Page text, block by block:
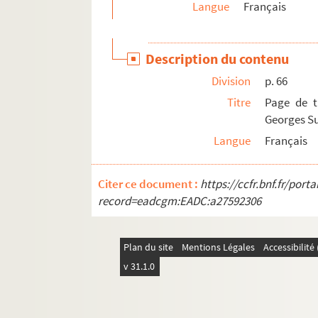
p. 77. Lettre de Raoul Gain
p. 77. Page dédicacée d'Haro ! Seigneurs,
p. 77. Lettre de Raoul Gain
p. 77. Lettre de Bertrand de Jouvenel des
p. 77. Page de titre dédicacée de
p. 77. Lettre de Joseph Kessel
p. 78. Grande carte de visite de Georges
p. 78. Page de titre dédicacée de Ite, missa
p. 78. Page dédicacée de Le Marquis de
p. 78. Page de titre dédicacée de La
p. 80. La brodeuse, dessin à l'encre de
Langue Français
Description du contenu
Division
p. 66
Titre
Page de
Georges
Langue
Français
Citer ce document : https://ccfr.bnf.fr/
record=eadcgm:EADC:a27592306
Plan du site Mentions Légales
v 31.1.0